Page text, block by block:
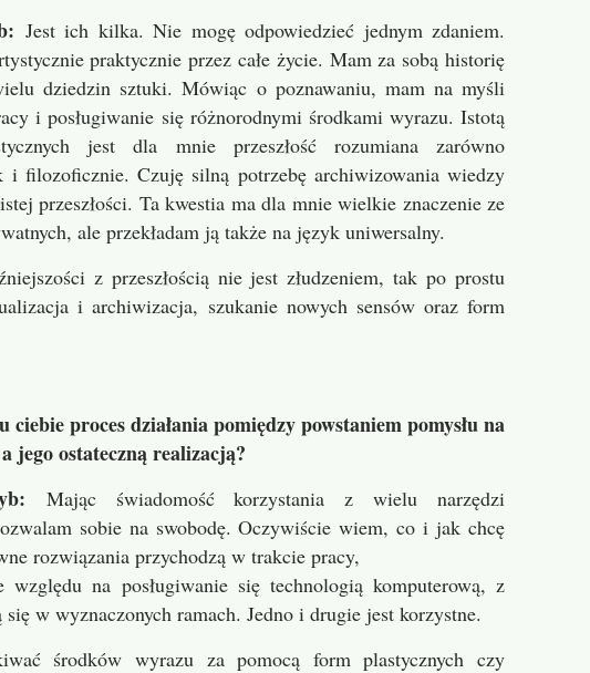
Jest ich kilka. Nie mogę odpowiedzieć jednym zdaniem.
praktycznie przez całe życie. Mam za sobą historię
dziedzin sztuki. Mówiąc o poznawaniu, mam na myśli
i posługiwanie się różnorodnymi środkami wyrazu. Istotą
jest dla mnie przeszłość rozumiana zarówno
i filozoficznie. Czuję silną potrzebę archiwizowania wiedzy
przeszłości. Ta kwestia ma dla mnie wielkie znaczenie ze
ale przekładam ją także na język uniwersalny.
z przeszłością nie jest złudzeniem, tak po prostu
i archiwizacja, szukanie nowych sensów oraz form
ciebie proces działania pomiędzy powstaniem pomysłu na
jego ostateczną realizacją?
Mając świadomość korzystania z wielu narzędzi
sobie na swobodę. Oczywiście wiem, co i jak chcę
rozwiązania przychodzą w trakcie pracy,
względu na posługiwanie się technologią komputerową, z
się w wyznaczonych ramach. Jedno i drugie jest korzystne.
środków wyrazu za pomocą form plastycznych czy